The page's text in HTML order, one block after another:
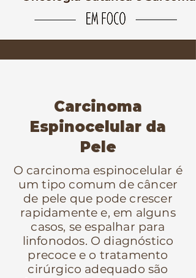
Carcinoma
Espinocelular da
Pele
O carcinoma espinocelular é
um tipo comum de câncer
de pele que pode crescer
rapidamente e, em alguns
casos, se espalhar para
linfonodos. O diagnóstico
precoce e o tratamento
cirúrgico adequado são